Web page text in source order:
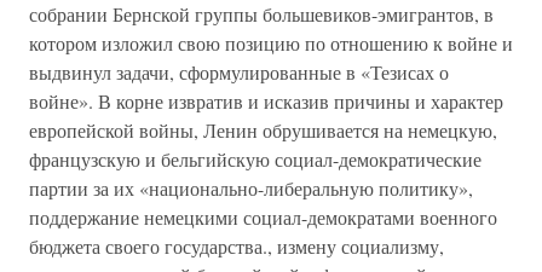
собрании Бернской группы большевиков-эмигрантов, в
котором изложил свою позицию по отношению к войне и
выдвинул задачи, сформулированные в «Тезисах о
войне». В корне извратив и исказив причины и характер
европейской войны, Ленин обрушивается на немецкую,
французскую и бельгийскую социал-демократические
партии за их «национально-либеральную политику»,
поддержание немецкими социал-демократами военного
бюджета своего государства., измену социализму,